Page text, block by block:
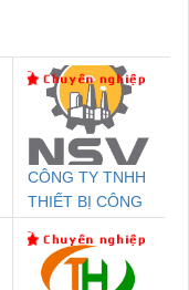
CÔNG TY TNHH
THIẾT BỊ CÔNG
SETSUBI VIỆT
NAM